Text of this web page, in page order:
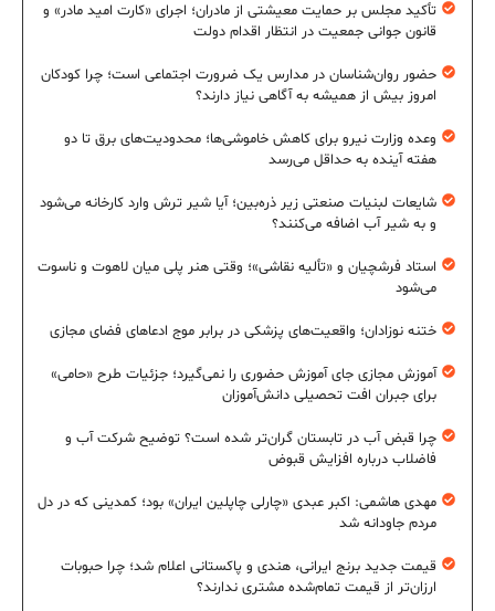
تأکید مجلس بر حمایت معیشتی از مادران؛ اجرای «کارت امید مادر» و
قانون جوانی جمعیت در انتظار اقدام دولت
حضور روان‌شناسان در مدارس یک ضرورت اجتماعی است؛ چرا کودکان
امروز بیش از همیشه به آگاهی نیاز دارند؟
وعده وزارت نیرو برای کاهش خاموشی‌ها؛ محدودیت‌های برق تا دو
هفته آینده به حداقل می‌رسد
شایعات لبنیات صنعتی زیر ذره‌بین؛ آیا شیر ترش وارد کارخانه می‌شود
و به شیر آب اضافه می‌کنند؟
استاد فرشچیان و «تألیه نقاشی»؛ وقتی هنر پلی میان لاهوت و ناسوت
می‌شود
ختنه نوزادان؛ واقعیت‌های پزشکی در برابر موج ادعاهای فضای مجازی
آموزش مجازی جای آموزش حضوری را نمی‌گیرد؛ جزئیات طرح «حامی»
برای جبران افت تحصیلی دانش‌آموزان
چرا قبض آب در تابستان گران‌تر شده است؟ توضیح شرکت آب و
فاضلاب درباره افزایش قبوض
مهدی هاشمی: اکبر عبدی «چارلی چاپلین ایران» بود؛ کمدینی که در دل
مردم جاودانه شد
قیمت جدید برنج ایرانی، هندی و پاکستانی اعلام شد؛ چرا حبوبات
ارزان‌تر از قیمت تمام‌شده مشتری ندارند؟